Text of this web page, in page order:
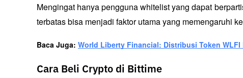
Mengingat hanya pengguna whitelist yang dapat
terbatas bisa menjadi faktor utama yang memengaruhi
Baca Juga: World Liberty Financial: Distribusi Token
Cara Beli Crypto di Bittime